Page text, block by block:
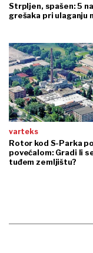
Strpljen, spašen: 5
grešaka pri ulaganju
varteks
Rotor kod S-Parka
povećalom: Gradi li
tuđem zemljištu?